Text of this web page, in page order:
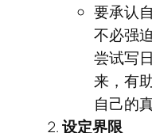
要承认
不必强
尝试写
来，有
自己的
设定界限